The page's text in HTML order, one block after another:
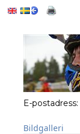
E-postadress:
Bildgalleri